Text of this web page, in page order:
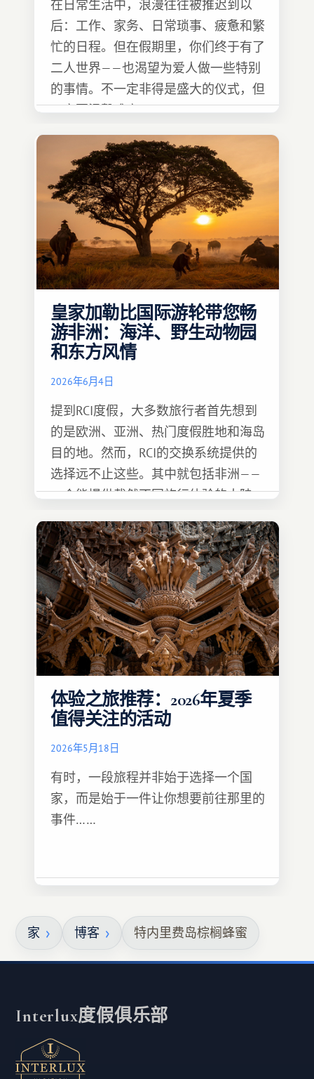
在日常生活中，浪漫往往被推迟到以
后：工作、家务、日常琐事、疲惫和繁
忙的日程。但在假期里，你们终于有了
二人世界——也渴望为爱人做一些特别
的事情。不一定非得是盛大的仪式，但
一定要温馨难忘 :)
皇家加勒比国际游轮带您畅
游非洲：海洋、野生动物园
和东方风情
2026年6月4日
提到RCI度假，大多数旅行者首先想到
的是欧洲、亚洲、热门度假胜地和海岛
目的地。然而，RCI的交换系统提供的
选择远不止这些。其中就包括非洲——
一个能提供截然不同旅行体验的大陆。
体验之旅推荐：2026年夏季
值得关注的活动
2026年5月18日
有时，一段旅程并非始于选择一个国
家，而是始于一件让你想要前往那里的
事件……
家 博客 特内里费岛棕榈蜂蜜
Interlux度假俱乐部